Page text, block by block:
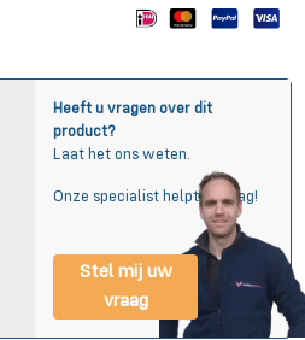
Heeft u vragen over dit
product?
Laat het ons weten.
Onze specialist helpt u graag!
Stel mij uw
vraag